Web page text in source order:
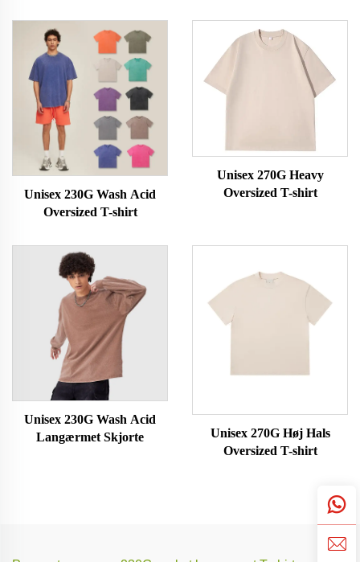
Unisex 230G Wash Acid
Oversized T-shirt
Unisex 270G Heavy
Oversized T-shirt
Unisex 230G Wash Acid
Langærmet Skjorte
Unisex 270G Høj Hals
Oversized T-shirt